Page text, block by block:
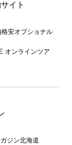
イト
安オプショナル
オンラインツア
ジン北海道